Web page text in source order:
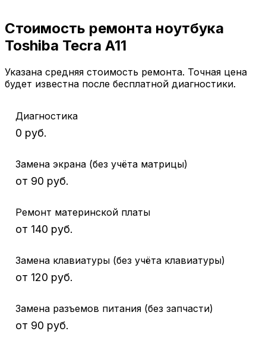
Стоимость ремонта ноутбука
Toshiba Tecra A11
Указана средняя стоимость ремонта. Точная цена
будет известна после бесплатной диагностики.
Диагностика
0 руб.
Замена экрана (без учёта матрицы)
от 90 руб.
Ремонт материнской платы
от 140 руб.
Замена клавиатуры (без учёта клавиатуры)
от 120 руб.
Замена разъемов питания (без запчасти)
от 90 руб.